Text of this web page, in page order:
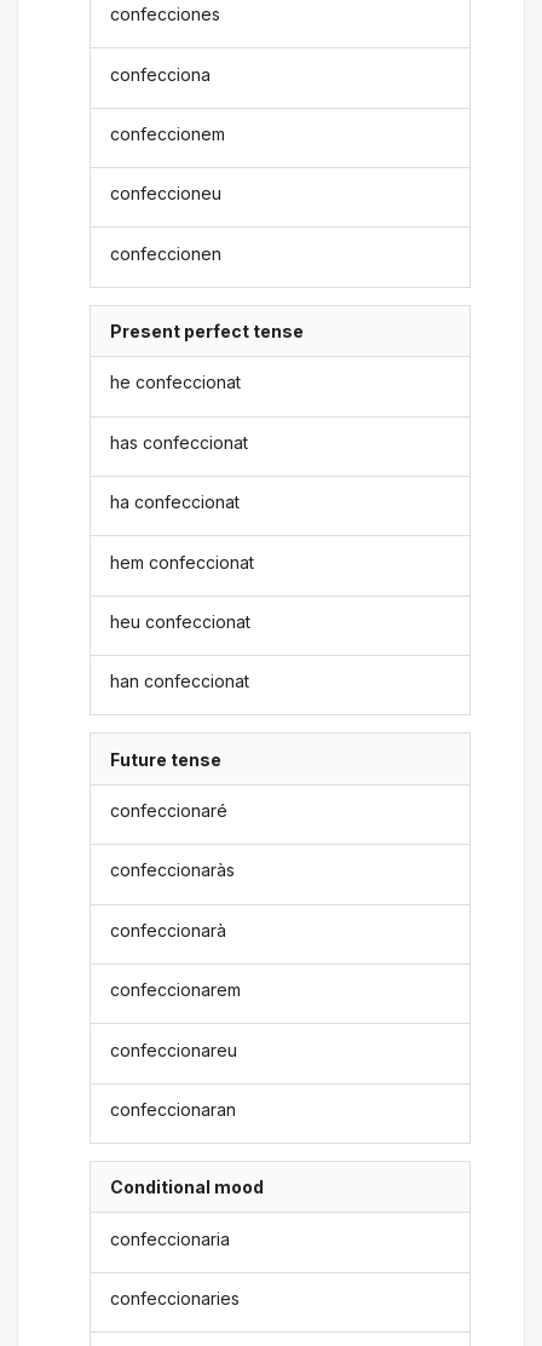
confecciones
confecciona
confeccionem
confeccioneu
confeccionen
Present perfect tense
he confeccionat
has confeccionat
ha confeccionat
hem confeccionat
heu confeccionat
han confeccionat
Future tense
confeccionaré
confeccionaràs
confeccionarà
confeccionarem
confeccionareu
confeccionaran
Conditional mood
confeccionaria
confeccionaries